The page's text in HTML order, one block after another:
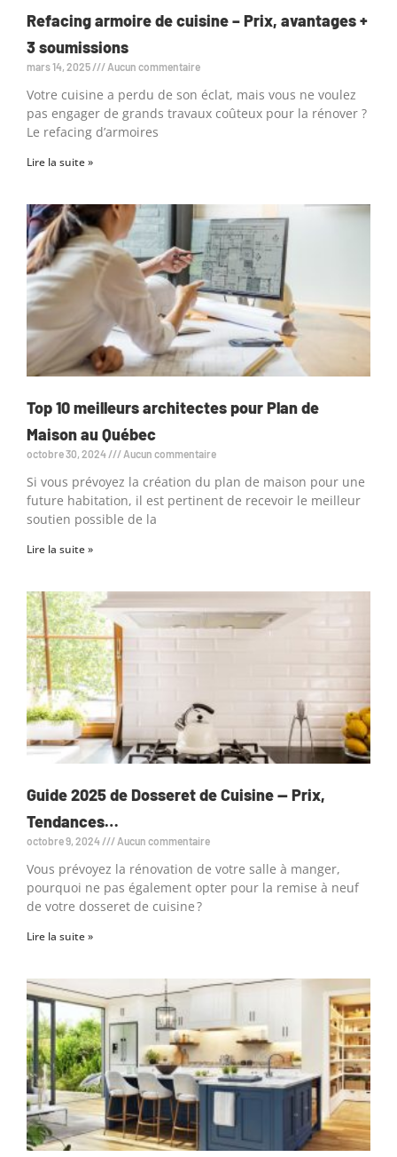
Refacing armoire de cuisine – Prix, avantages +
3 soumissions
mars 14, 2025 Aucun commentaire
Votre cuisine a perdu de son éclat, mais vous ne voulez
pas engager de grands travaux coûteux pour la rénover ?
Le refacing d’armoires
Lire la suite »
Top 10 meilleurs architectes pour Plan de
Maison au Québec
octobre 30, 2024 Aucun commentaire
Si vous prévoyez la création du plan de maison pour une
future habitation, il est pertinent de recevoir le meilleur
soutien possible de la
Lire la suite »
Guide 2025 de Dosseret de Cuisine — Prix,
Tendances…
octobre 9, 2024 Aucun commentaire
Vous prévoyez la rénovation de votre salle à manger,
pourquoi ne pas également opter pour la remise à neuf
de votre dosseret de cuisine ?
Lire la suite »